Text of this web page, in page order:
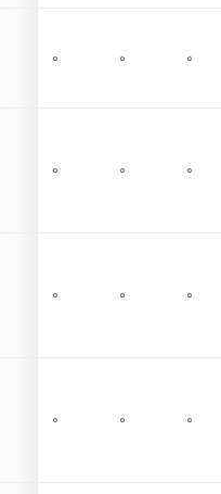
0
0
0
0
0
0
0
0
0
0
0
0